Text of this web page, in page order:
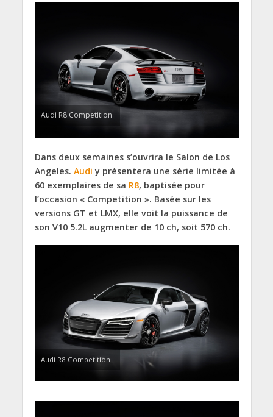
Audi R8 Competition
Dans deux semaines s’ouvrira le Salon de Los
Angeles. Audi y présentera une série limitée à
60 exemplaires de sa R8, baptisée pour
l’occasion « Competition ». Basée sur les
versions GT et LMX, elle voit la puissance de
son V10 5.2L augmenter de 10 ch, soit 570 ch.
Audi R8 Competition